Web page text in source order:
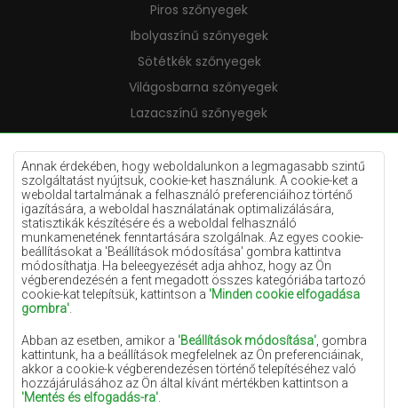
Annak érdekében, hogy weboldalunkon a legmagasabb szintű
szolgáltatást nyújtsuk, cookie-ket használunk. A cookie-ket a
weboldal tartalmának a felhasználó preferenciáihoz történő
igazítására, a weboldal használatának optimalizálására,
statisztikák készítésére és a weboldal felhasználó
munkamenetének fenntartására szolgálnak. Az egyes cookie-
beállításokat a 'Beállítások módosítása' gombra kattintva
módosíthatja. Ha beleegyezését adja ahhoz, hogy az Ön
végberendezésén a fent megadott összes kategóriába tartozó
cookie-kat telepítsük, kattintson a 'Minden cookie elfogadása
gombra'
Abban az esetben, amikor a 'Beállítások módosítása' , gombra
kattintunk, ha a beállítások megfelelnek az Ön preferenciáinak,
akkor a cookie-k végberendezésen történő telepítéséhez való
hozzájárulásához az Ön által kívánt mértékben kattintson a
'Mentés és elfogadás-ra'
Piros szőnyegek
Ibolyaszínű szőnyegek
Sötétkék szőnyegek
Világosbarna szőnyegek
Lazacszínű szőnyegek
Krémszínű szőnyegek
Lila szőnyegek
Sárga szőnyegek
Mentaszínű szőnyegek
Világoskék szőnyegek
Narancssárga szőnyegek
Rózsaszín szőnyegek
Terrakotta szőnyegek
Zöld szőnyegek
Arany szőnyegek